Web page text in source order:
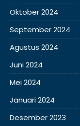
Oktober 2024
September 2024
Agustus 2024
Juni 2024
Mei 2024
Januari 2024
Desember 2023